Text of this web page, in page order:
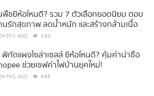
พืชยี่ห้อไหนดี? รวม 7 ตัวเลือกยอดนิยม ตอบ
นรักสุขภาพ ลดน้ำหนัก และสร้างกล้ามเนื้อ
AGO 593
พิกัดแผงโซล่าเซลล์ ยี่ห้อไหนดี? คุ้มค่าน่าซื้อ
ช่วยเซฟค่าไฟบ้านยุคใหม่!
AGO 665